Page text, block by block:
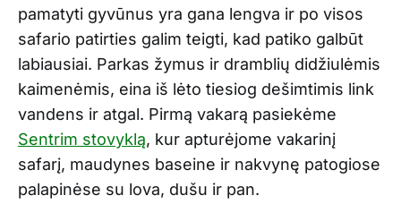
pamatyti gyvūnus yra gana lengva ir po visos
safario patirties galim teigti, kad patiko galbūt
labiausiai. Parkas žymus ir dramblių didžiulėmis
kaimenėmis, eina iš lėto tiesiog dešimtimis link
vandens ir atgal. Pirmą vakarą pasiekėme
Sentrim stovyklą, kur apturėjome vakarinį
safarį, maudynes baseine ir nakvynę patogiose
palapinėse su lova, dušu ir pan.